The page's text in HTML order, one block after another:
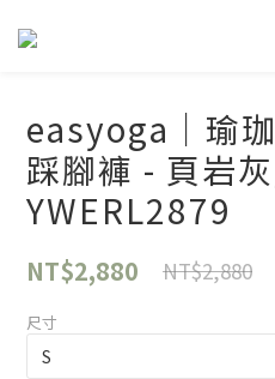
easyoga｜瑜
踩腳褲 - 頁岩
YWERL2879
NT$2,880 NT$2,880
尺寸